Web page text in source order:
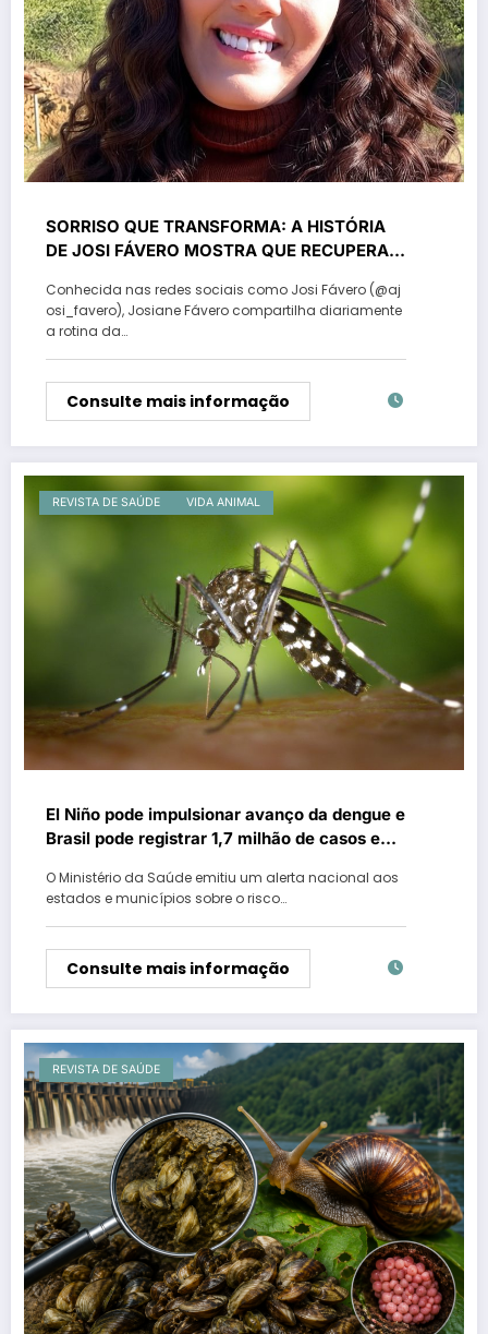
SORRISO QUE TRANSFORMA: A HISTÓRIA
DE JOSI FÁVERO MOSTRA QUE RECUPERAR
CUIDAR DA SAÚDE
Conhecida nas redes sociais como Josi Fávero (@aj
osi_favero), Josiane Fávero compartilha diariamente
a rotina da…
Consulte mais informação
REVISTA DE SAÚDE VIDA ANIMAL
El Niño pode impulsionar avanço da dengue e
Brasil pode registrar 1,7 milhão de casos em
O Ministério da Saúde emitiu um alerta nacional aos
estados e municípios sobre o risco…
Consulte mais informação
REVISTA DE SAÚDE